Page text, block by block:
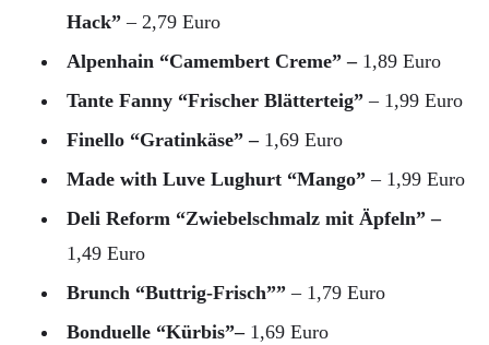
Hack”– 2,79 Euro
Alpenhain “Camembert Creme” – 1,89 Euro
Tante Fanny “Frischer Blätterteig” – 1,99 Euro
Finello “Gratinkäse” – 1,69 Euro
Made with Luve Lughurt “Mango” – 1,99 Euro
Deli Reform “Zwiebelschmalz mit Äpfeln” –
1,49 Euro
Brunch “Buttrig-Frisch”” – 1,79 Euro
Bonduelle “Kürbis”– 1,69 Euro